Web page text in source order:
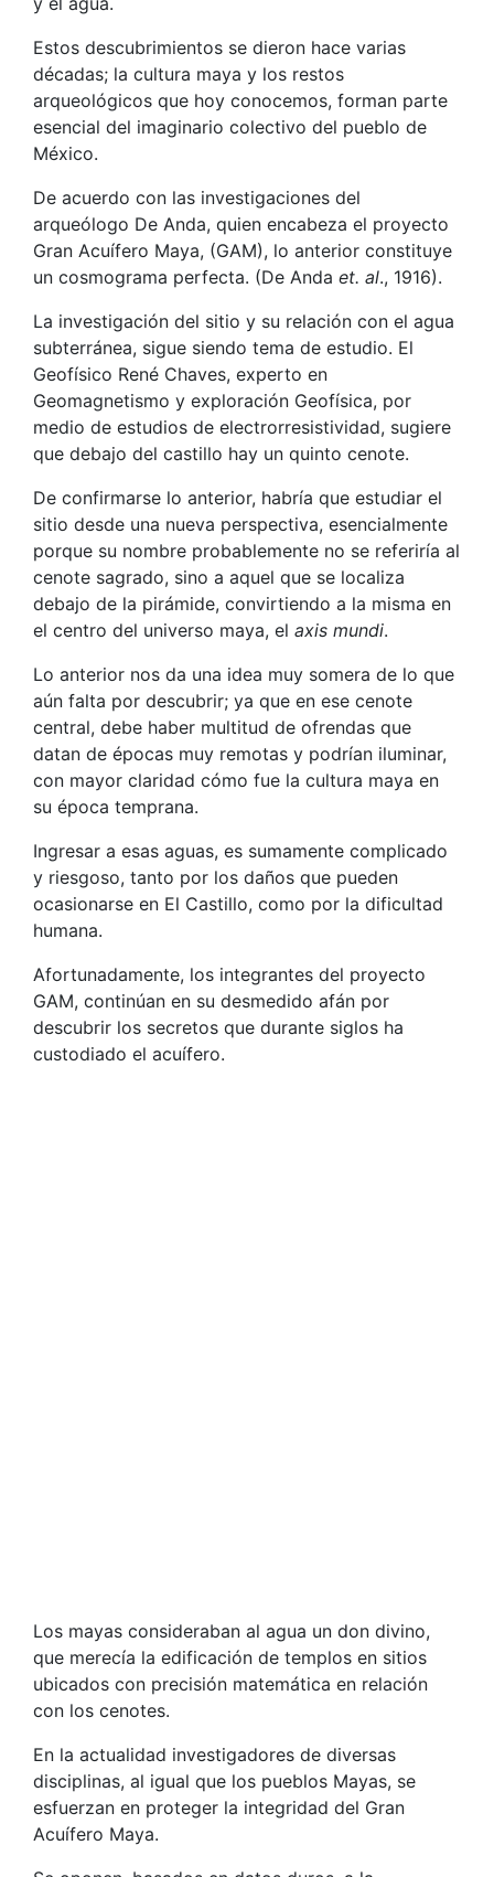
Estos descubrimientos se dieron hace varias
décadas; la cultura maya y los restos
arqueológicos que hoy conocemos, forman parte
esencial del imaginario colectivo del pueblo de
México.
De acuerdo con las investigaciones del
arqueólogo De Anda, quien encabeza el proyecto
Gran Acuífero Maya, (GAM), lo anterior constituye
un cosmograma perfecta. (De Anda et. al., 1916).
La investigación del sitio y su relación con el agua
subterránea, sigue siendo tema de estudio. El
Geofísico René Chaves, experto en
Geomagnetismo y exploración Geofísica, por
medio de estudios de electrorresistividad, sugiere
que debajo del castillo hay un quinto cenote.
De confirmarse lo anterior, habría que estudiar el
sitio desde una nueva perspectiva, esencialmente
porque su nombre probablemente no se referiría al
cenote sagrado, sino a aquel que se localiza
debajo de la pirámide, convirtiendo a la misma en
el centro del universo maya, el axis mundi.
Lo anterior nos da una idea muy somera de lo que
aún falta por descubrir; ya que en ese cenote
central, debe haber multitud de ofrendas que
datan de épocas muy remotas y podrían iluminar,
con mayor claridad cómo fue la cultura maya en
su época temprana.
Ingresar a esas aguas, es sumamente complicado
y riesgoso, tanto por los daños que pueden
ocasionarse en El Castillo, como por la dificultad
humana.
Afortunadamente, los integrantes del proyecto
GAM, continúan en su desmedido afán por
descubrir los secretos que durante siglos ha
custodiado el acuífero.
Los mayas consideraban al agua un don divino,
que merecía la edificación de templos en sitios
ubicados con precisión matemática en relación
con los cenotes.
En la actualidad investigadores de diversas
disciplinas, al igual que los pueblos Mayas, se
esfuerzan en proteger la integridad del Gran
Acuífero Maya.